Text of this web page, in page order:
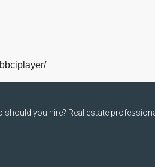
you hire? Real estate